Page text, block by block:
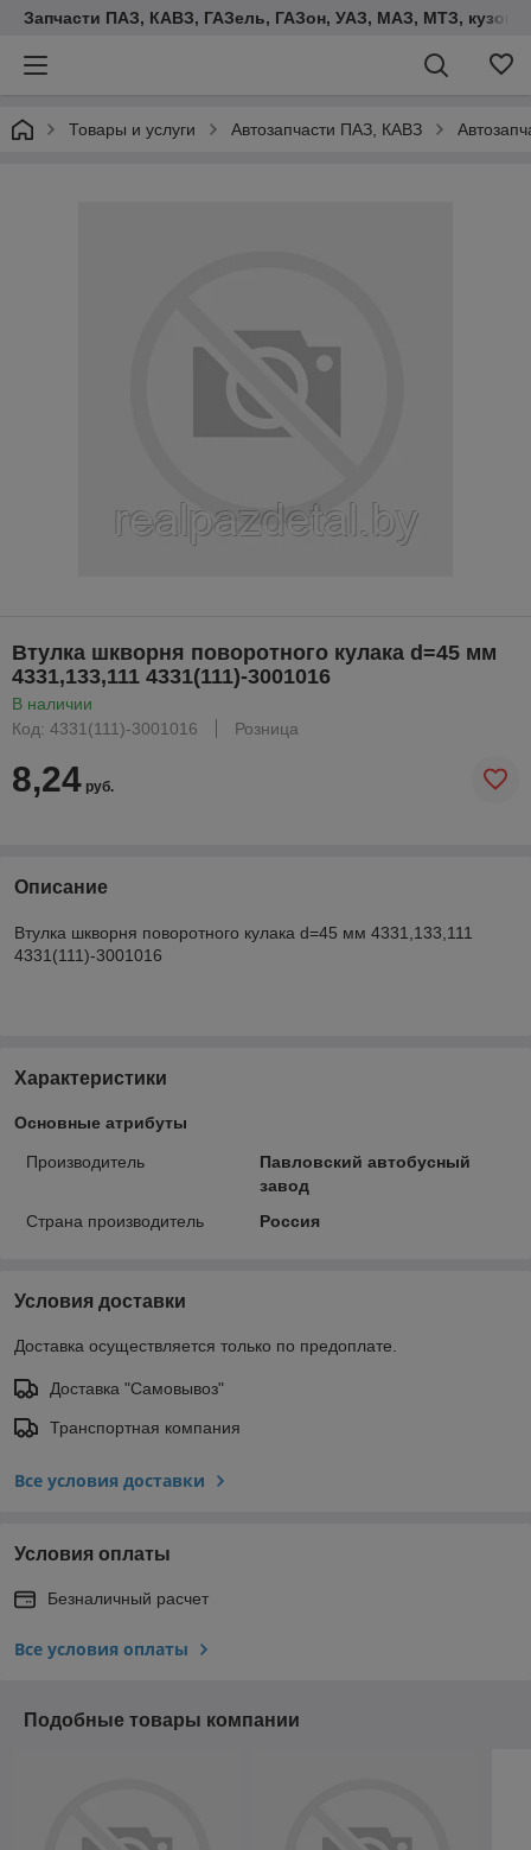
Запчасти ПАЗ, КАВЗ, ГАЗель, ГАЗон, УАЗ, МАЗ, МТЗ,
Товары и услуги Автозапчасти ПАЗ, КАВЗ
Втулка шкворня поворотного кулака d=45 мм
4331,133,111 4331(111)-3001016
В наличии
Код: 4331(111)-3001016
Розница
8,24 руб.
Описание
Втулка шкворня поворотного кулака d=45 мм 4331,133,111
4331(111)-3001016
Характеристики
Основные атрибуты
Производитель
Павловский автобусный
завод
Страна производитель
Россия
Условия доставки
Доставка осуществляется только по предоплате.
Доставка "Самовывоз"
Транспортная компания
Все условия доставки
Условия оплаты
Безналичный расчет
Все условия оплаты
Подобные товары компании